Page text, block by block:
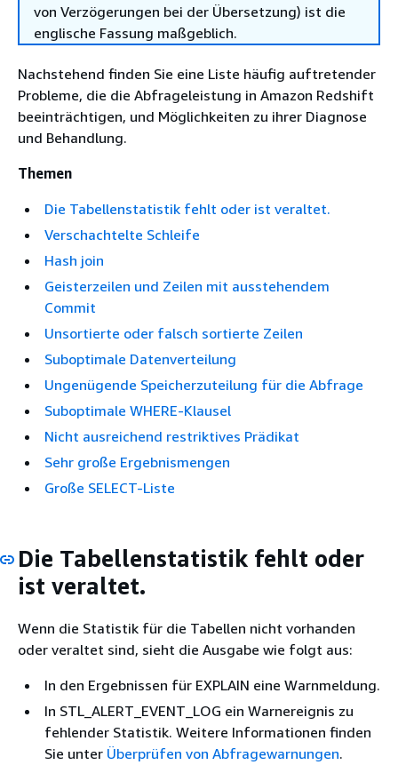
von Verzögerungen bei der Übersetzung) ist die
englische Fassung maßgeblich.
Nachstehend finden Sie eine Liste häufig auftretender
Probleme, die die Abfrageleistung in Amazon Redshift
beeinträchtigen, und Möglichkeiten zu ihrer Diagnose
und Behandlung.
Themen
Die Tabellenstatistik fehlt oder ist veraltet.
Verschachtelte Schleife
Hash join
Geisterzeilen und Zeilen mit ausstehendem
Commit
Unsortierte oder falsch sortierte Zeilen
Suboptimale Datenverteilung
Ungenügende Speicherzuteilung für die Abfrage
Suboptimale WHERE-Klausel
Nicht ausreichend restriktives Prädikat
Sehr große Ergebnismengen
Große SELECT-Liste
Die Tabellenstatistik fehlt oder
ist veraltet.
Wenn die Statistik für die Tabellen nicht vorhanden
oder veraltet sind, sieht die Ausgabe wie folgt aus:
In den Ergebnissen für EXPLAIN eine Warnmeldung.
In STL_ALERT_EVENT_LOG ein Warnereignis zu
fehlender Statistik. Weitere Informationen finden
Sie unter Überprüfen von Abfragewarnungen.